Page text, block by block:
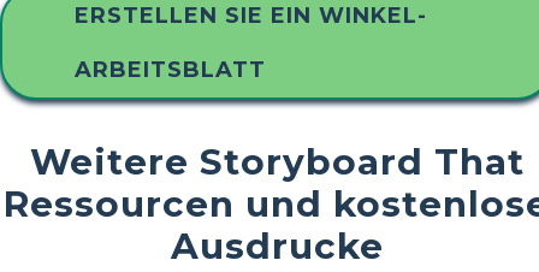
ERSTELLEN SIE EIN WINKEL-
ARBEITSBLATT
Weitere Storyboard That
Ressourcen und
Ausdrucke